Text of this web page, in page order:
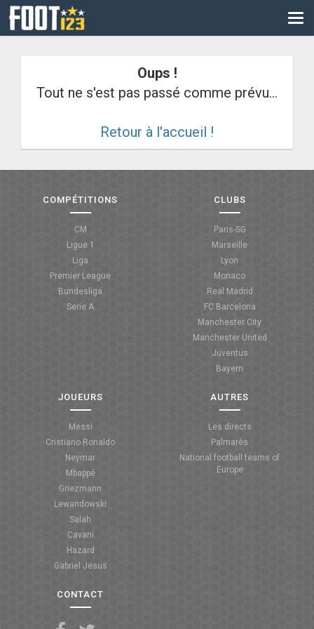
CM
COUPE DE FRANCE
COUPE DE LA LIGUE
Oups !
Tout ne s'est pas passé comme prévu...
Retour à l'accueil !
COMPÉTITIONS
CM
Ligue 1
Liga
Premier League
Bundesliga
Serie A
CLUBS
Paris-SG
Marseille
Lyon
Monaco
Real Madrid
FC Barcelona
Manchester City
Manchester United
Juventus
Bayern
JOUEURS
Messi
Cristiano Ronaldo
Neymar
Mbappé
Griezmann
Lewandowski
Salah
Cavani
Hazard
Gabriel Jesus
AUTRES
Les directs
Palmarès
National football teams of
Europe
CONTACT